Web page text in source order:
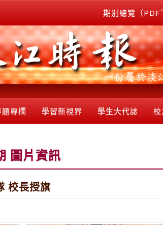
期別總覽（PDF
題專欄 學習新視界 學生大代誌 校
圖片資訊
校長授旗